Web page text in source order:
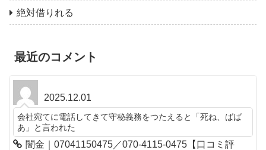
絶対借りれる
最近のコメント
2025.12.01
会社宛てに電話してきて守秘義務をつたえると「死ね、ばば
あ」と言われた
闇金｜07041150475／070-4115-0475【口コミ評